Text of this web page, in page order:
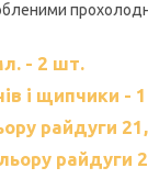
- 2 шт.
і щипчики -
райдуги
райдуги